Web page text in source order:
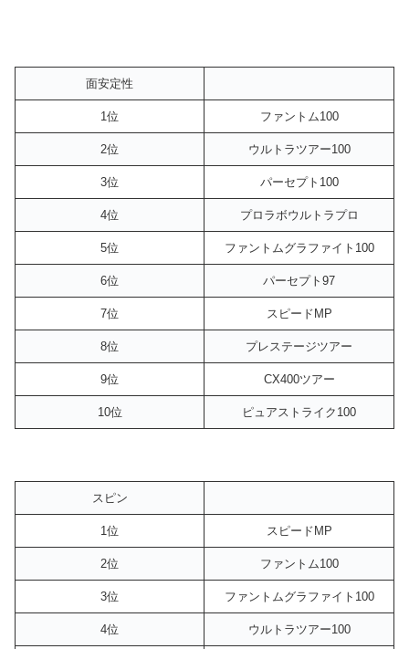
面安定性
1位 ファントム100
2位 ウルトラツアー100
3位 パーセプト100
4位 プロラボウルトラプロ
5位 ファントムグラファイト100
6位 パーセプト97
7位 スピードMP
8位 プレステージツアー
9位 CX400ツアー
10位 ピュアストライク100
スピン
1位 スピードMP
2位 ファントム100
3位 ファントムグラファイト100
4位 ウルトラツアー100